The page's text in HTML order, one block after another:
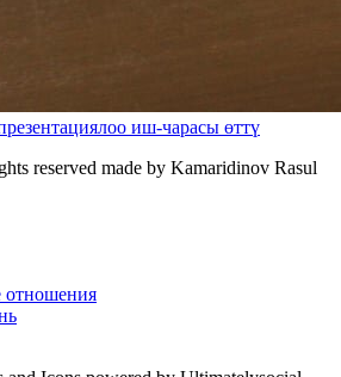
иш-чарасы өттү
reserved made by Kamaridinov Rasul